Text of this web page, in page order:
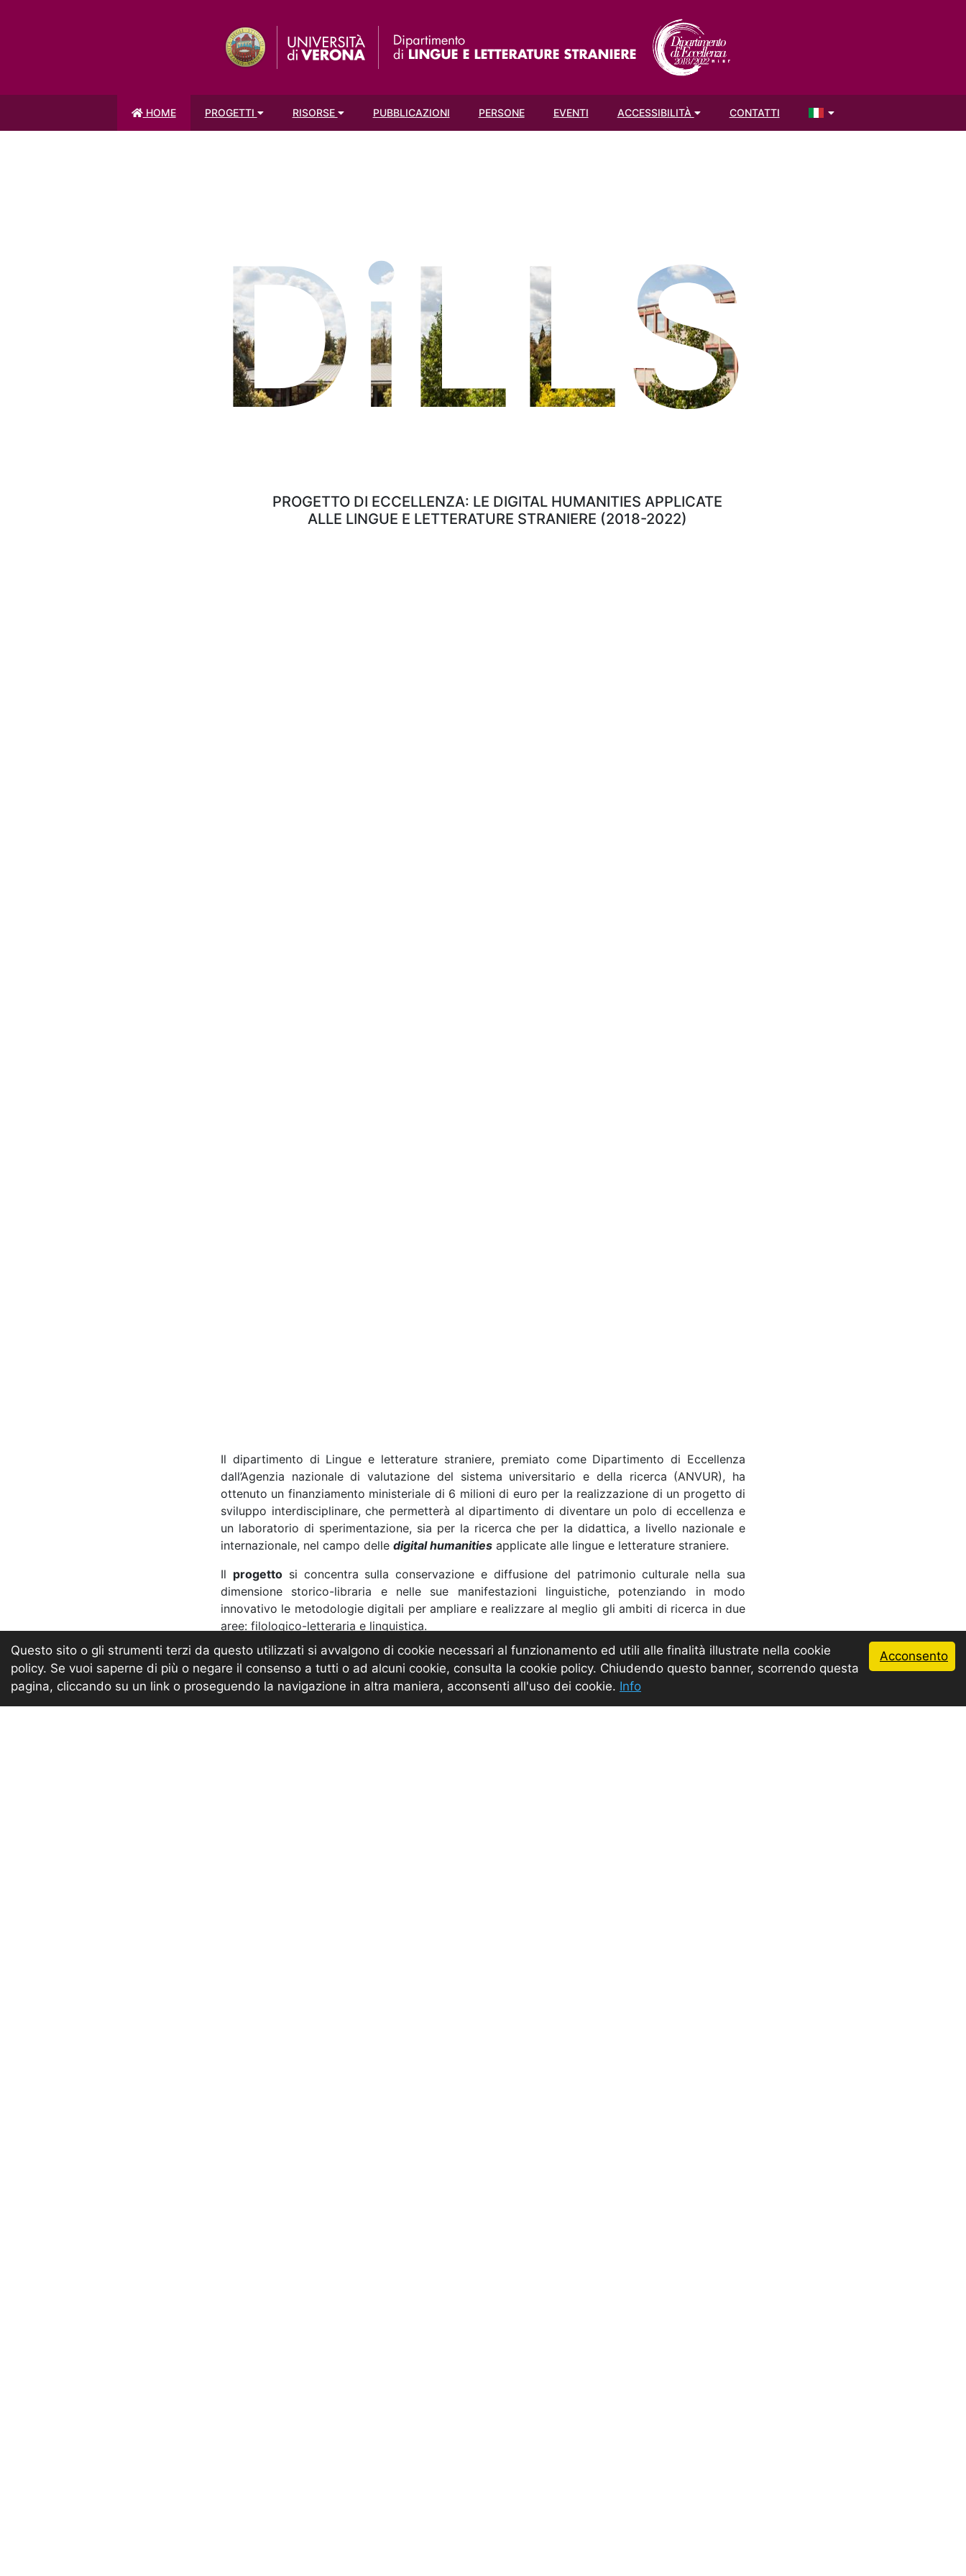
Questo sito o gli strumenti terzi da questo utilizzati si avvalgono di cookie necessari al funzionamento ed utili alle finalità illustrate nella cookie
policy. Se vuoi saperne di più o negare il consenso a tutti o ad alcuni cookie, consulta la cookie policy. Chiudendo questo banner, scorrendo questa
pagina, cliccando su un link o proseguendo la navigazione in altra maniera, acconsenti all'uso dei cookie. Info
Acconsento
TOP
HOME PROGETTI RISORSE PUBBLICAZIONI PERSONE EVENTI ACCESSIBILITÀ CONTATTI
DiLLS
PROGETTO DI ECCELLENZA: LE DIGITAL HUMANITIES APPLICATE
ALLE LINGUE E LETTERATURE STRANIERE (2018-2022)
Il dipartimento di Lingue e letterature straniere, premiato come Dipartimento di Eccellenza
dall’Agenzia nazionale di valutazione del sistema universitario e della ricerca (ANVUR), ha
ottenuto un finanziamento ministeriale di 6 milioni di euro per la realizzazione di un progetto di
sviluppo interdisciplinare, che permetterà al dipartimento di diventare un polo di eccellenza e
un laboratorio di sperimentazione, sia per la ricerca che per la didattica, a livello nazionale e
internazionale, nel campo delle digital humanities applicate alle lingue e letterature straniere.
Il progettosi concentra sulla conservazione e diffusione del patrimonio culturale nella sua
dimensione storico-libraria e nelle sue manifestazioni linguistiche, potenziando in modo
innovativo le metodologie digitali per ampliare e realizzare al meglio gli ambiti di ricerca in due
aree: filologico-letteraria e linguistica.
Lo sviluppo del progetto, unico a livello nazionale, consentirà al dipartimento anche di
rispondere meglio da un lato alle esigenze del territorio e dall’altro alla crescente richiesta di
diffusione delle competenze digitali ad ampio raggio.